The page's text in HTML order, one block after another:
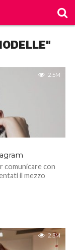
2.5M
comunicare con
il mezzo
2.5M